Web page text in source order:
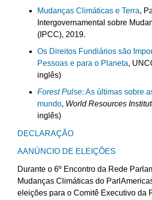
Mudanças Climáticas e Terra,
Intergovernamental sobre
(IPCC), 2019.
Os Direitos Fundiários são
Pessoas e para o Planeta,
inglês)
Forest Pulse: As últimas sobre
mundo, World Resources
inglês)
DECLARAÇÃO
AANÚNCIO DE ELEIÇÕES
Durante o 6º Encontro da Rede
Mudanças Climáticas do
eleições para o Comitê Executivo da